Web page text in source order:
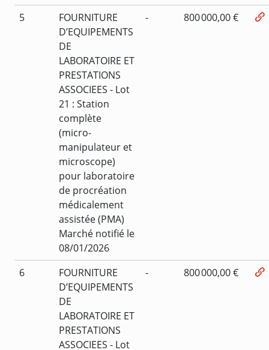
5
FOURNITURE
D’EQUIPEMENTS
DE
LABORATOIRE ET
PRESTATIONS
ASSOCIEES - Lot
21 : Station
complète
(micro-
manipulateur et
microscope)
pour laboratoire
de procréation
médicalement
assistée (PMA)
Marché notifié le
08/01/2026
- 800 000,00 €
6
FOURNITURE
D’EQUIPEMENTS
DE
LABORATOIRE ET
PRESTATIONS
ASSOCIEES - Lot
- 800 000,00 €